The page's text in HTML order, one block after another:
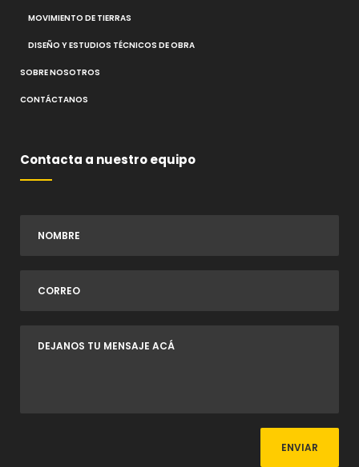
MOVIMIENTO DE TIERRAS
DISEÑO Y ESTUDIOS TÉCNICOS DE OBRA
SOBRE NOSOTROS
CONTÁCTANOS
Contacta a nuestro equipo